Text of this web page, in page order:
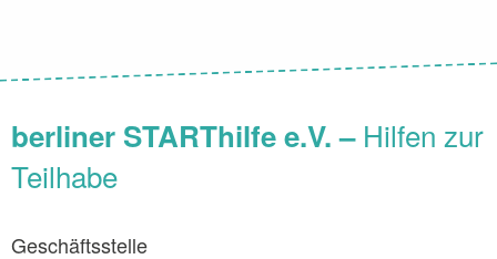
berliner STARThilfe e.V. – Hilfen zur
Teilhabe
Geschäftsstelle